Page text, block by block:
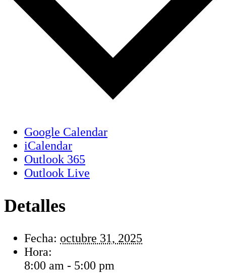
Google Calendar
iCalendar
Outlook 365
Outlook Live
Detalles
Fecha: octubre 31, 2025
Hora:
8:00 am - 5:00 pm